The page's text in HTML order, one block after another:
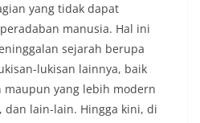
yang tidak dapat
manusia. Hal ini
sejarah berupa
lukisan lainnya, baik
yang lebih modern
lain-lain. Hingga kini, di